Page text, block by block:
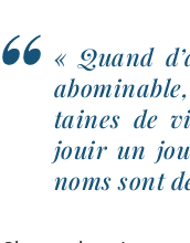
« Quand
taines de
jouir un
noms sont